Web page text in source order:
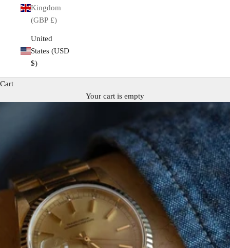
Kingdom
(GBP £)
United
States (USD
$)
Cart
Your cart is empty